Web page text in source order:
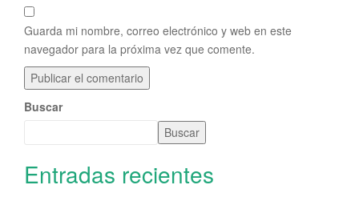
Guarda mi nombre, correo electrónico y web en este
navegador para la próxima vez que comente.
Buscar
Buscar
Entradas recientes